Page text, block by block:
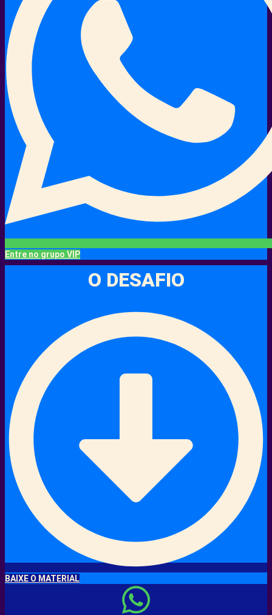
Entre no grupo VIP
O DESAFIO
BAIXE O MATERIAL